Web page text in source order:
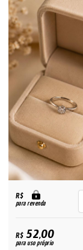
R$
para revenda
R$52,00
para uso próprio